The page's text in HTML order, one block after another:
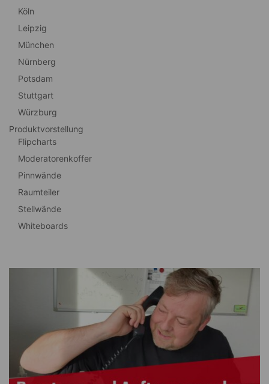
Köln
Leipzig
München
Nürnberg
Potsdam
Stuttgart
Würzburg
Produktvorstellung
Flipcharts
Moderatorenkoffer
Pinnwände
Raumteiler
Stellwände
Whiteboards